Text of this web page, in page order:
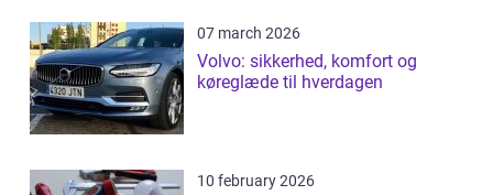
07 march 2026
Volvo: sikkerhed, komfort og
køreglæde til hverdagen
10 february 2026